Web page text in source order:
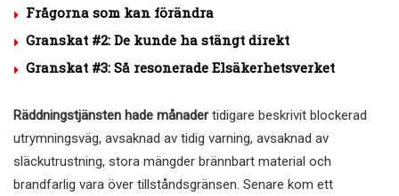
Frågorna som kan förändra
Granskat #2: De kunde ha stängt direkt
Granskat #3: Så resonerade Elsäkerhetsverket
Räddningstjänsten hade månadertidigare beskrivit blockerad
utrymningsväg, avsaknad av tidig varning, avsaknad av
släckutrustning, stora mängder brännbart material och
brandfarlig vara över tillståndsgränsen. Senare kom ett